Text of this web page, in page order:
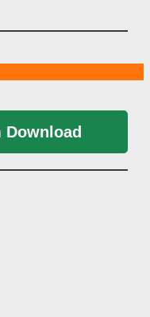
Download